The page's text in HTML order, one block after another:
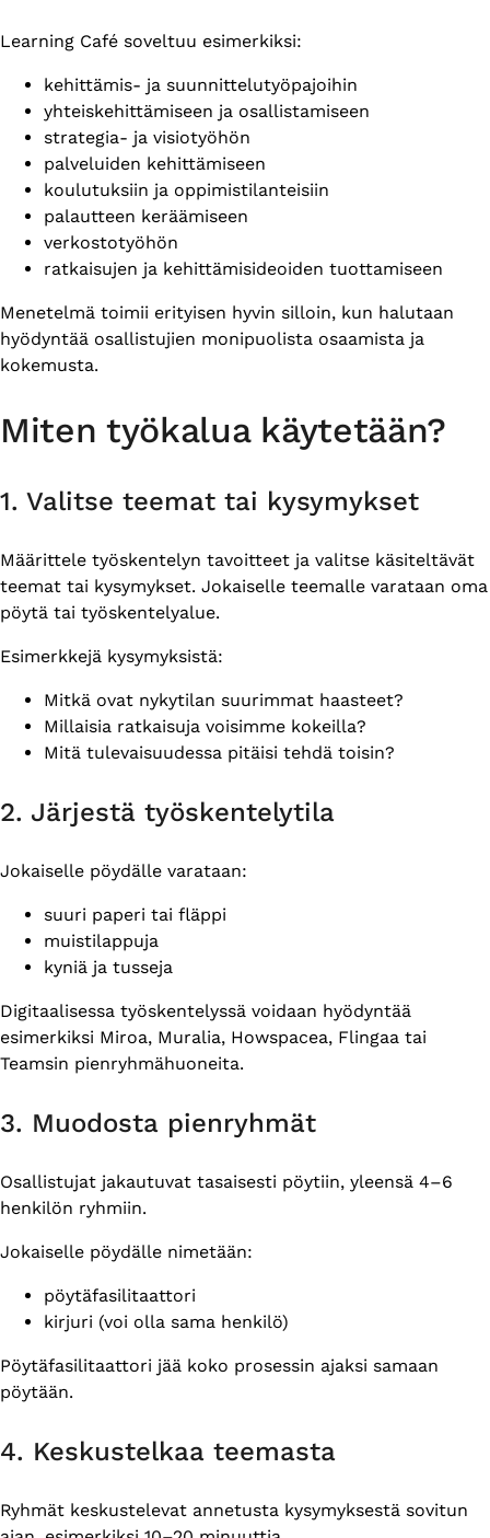
Learning Café soveltuu esimerkiksi:
kehittämis- ja suunnittelutyöpajoihin
yhteiskehittämiseen ja osallistamiseen
strategia- ja visiotyöhön
palveluiden kehittämiseen
koulutuksiin ja oppimistilanteisiin
palautteen keräämiseen
verkostotyöhön
ratkaisujen ja kehittämisideoiden tuottamiseen
Menetelmä toimii erityisen hyvin silloin, kun halutaan
hyödyntää osallistujien monipuolista osaamista ja
kokemusta.
Miten työkalua käytetään?
1. Valitse teemat tai kysymykset
Määrittele työskentelyn tavoitteet ja valitse käsiteltävät
teemat tai kysymykset. Jokaiselle teemalle varataan oma
pöytä tai työskentelyalue.
Esimerkkejä kysymyksistä:
Mitkä ovat nykytilan suurimmat haasteet?
Millaisia ratkaisuja voisimme kokeilla?
Mitä tulevaisuudessa pitäisi tehdä toisin?
2. Järjestä työskentelytila
Jokaiselle pöydälle varataan:
suuri paperi tai fläppi
muistilappuja
kyniä ja tusseja
Digitaalisessa työskentelyssä voidaan hyödyntää
esimerkiksi Miroa, Muralia, Howspacea, Flingaa tai
Teamsin pienryhmähuoneita.
3. Muodosta pienryhmät
Osallistujat jakautuvat tasaisesti pöytiin, yleensä 4–6
henkilön ryhmiin.
Jokaiselle pöydälle nimetään:
pöytäfasilitaattori
kirjuri (voi olla sama henkilö)
Pöytäfasilitaattori jää koko prosessin ajaksi samaan
pöytään.
4. Keskustelkaa teemasta
Ryhmät keskustelevat annetusta kysymyksestä sovitun